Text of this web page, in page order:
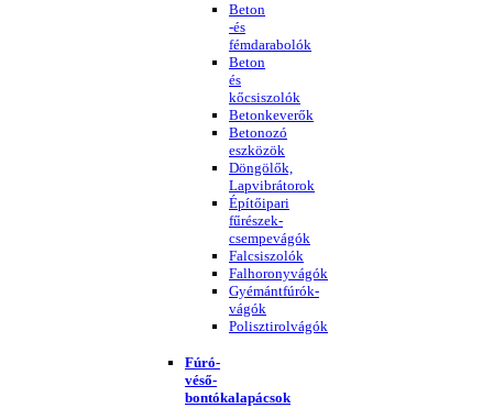
Beton
-és
fémdarabolók
Beton
és
kőcsiszolók
Betonkeverők
Betonozó
eszközök
Döngölők,
Lapvibrátorok
Építőipari
fűrészek-
csempevágók
Falcsiszolók
Falhoronyvágók
Gyémántfúrók-
vágók
Polisztirolvágók
Fúró-
véső-
bontókalapácsok